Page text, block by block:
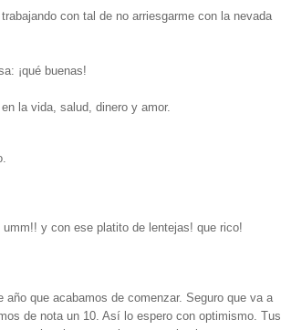
con tal de no arriesgarme con la nevada
¡qué buenas!
la vida, salud, dinero y amor.
y con ese platito de lentejas! que rico!
que acabamos de comenzar. Seguro que va a
de nota un 10. Así lo espero con optimismo. Tus